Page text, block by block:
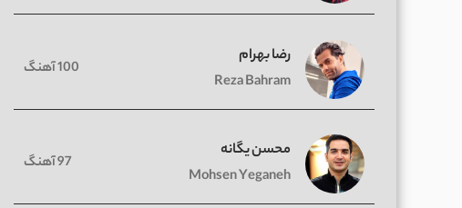
رضا بهرام
Reza Bahram
100 آهنگ
محسن یگانه
Mohsen Yeganeh
97 آهنگ